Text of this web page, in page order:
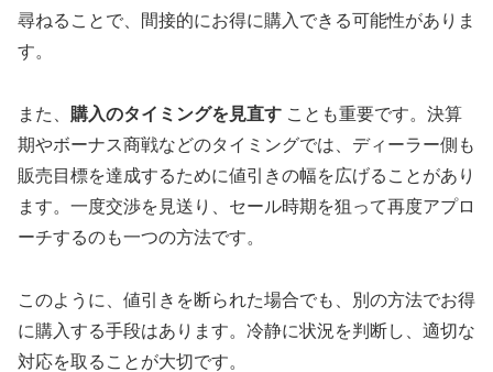
尋ねることで、間接的にお得に購入できる可能性がありま
す。
また、 購入のタイミングを見直す ことも重要です。決算
期やボーナス商戦などのタイミングでは、ディーラー側も
販売目標を達成するために値引きの幅を広げることがあり
ます。一度交渉を見送り、セール時期を狙って再度アプロ
ーチするのも一つの方法です。
このように、値引きを断られた場合でも、別の方法でお得
に購入する手段はあります。冷静に状況を判断し、適切な
対応を取ることが大切です。